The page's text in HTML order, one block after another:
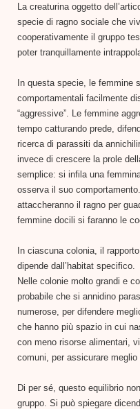
La creaturina oggetto
specie di ragno sociale che
cooperativamente il gruppo
poter tranquillamente
In questa specie, le femmine
comportamentali facilmente
“aggressive”. Le femmine
tempo catturando prede,
ricerca di parassiti da
invece di crescere la prole
semplice: si infila una
osserva il suo
attaccheranno il ragno per
femmine docili si faranno le
In ciascuna colonia, il
dipende dall’habitat specifico.
Nelle colonie molto grandi e
probabile che si annidino
numerose, per difendere
che hanno più spazio in cui
con meno risorse alimentari,
comuni, per assicurare meglio
Di per sé, questo equilibrio
gruppo. Si può spiegare